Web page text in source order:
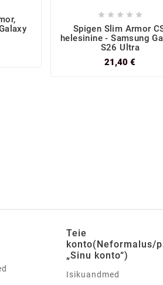
    
Spigen Slim Armor
helesinine - Samsung
S26 Ultra
21,40 €
Teie
konto(Neformalus/
„Sinu konto“)
Isikuandmed